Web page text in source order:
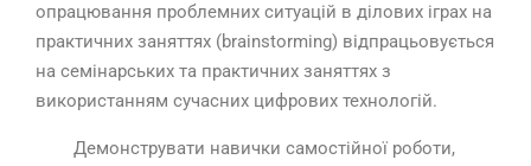
опрацювання проблемних ситуацій в ділових іграх на
практичних заняттях (brainstorming) відпрацьовується
на семінарських та практичних заняттях з
використанням сучасних цифрових технологій.
Демонструвати навички самостійної роботи,